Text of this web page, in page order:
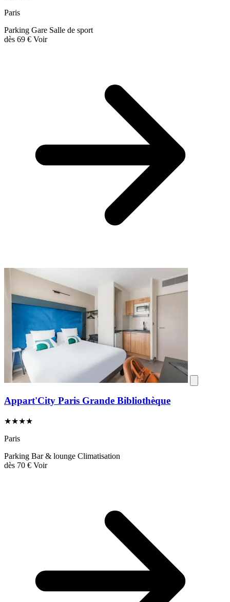
Paris
Parking Gare Salle de sport
dès 69 € Voir
Appart'City Paris Grande Bibliothèque
★★★★
Paris
Parking Bar & lounge Climatisation
dès 70 € Voir